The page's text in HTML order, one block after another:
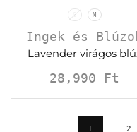
S M
Ingek és
Lavender virágos
28,990 Ft
1 2